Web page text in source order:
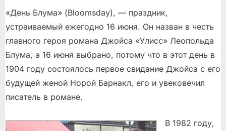
«День Блума» (Bloomsday), — праздник,
устраиваемый ежегодно 16 июня. Он назван в честь
главного героя романа Джойса «Улисс» Леопольда
Блума, а 16 июня выбрано, потому что в этот день в
1904 году состоялось первое свидание Джойса с его
будущей женой Норой Барнакл, его и увековечил
писатель в романе.
В 1982 году,